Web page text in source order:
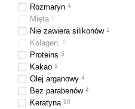
Rozmaryn 4
Mięta 0
Nie zawiera silikonów 1
Kolagen. 0
Proteins 5
Kakao 1
Olej arganowy 4
Bez parabenów 4
Keratyna 10